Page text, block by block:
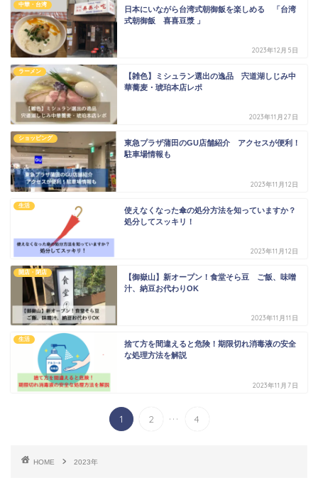
中華・台湾
日本にいながら台湾式朝御飯を楽しめる 「台湾
式朝御飯 喜喜豆漿 」
2023年12月5日
ラーメン
【雑色】ミシュラン選出の逸品 宍道湖しじみ中
華蕎麦・琥珀本店レポ
2023年11月27日
ショッピング
東急プラザ蒲田のGU店舗紹介 アクセスが便利！
駐車場情報も
2023年11月12日
生活
使えなくなった傘の処分方法を知っていますか？
処分してスッキリ！
2023年11月12日
開店・閉店
【御嶽山】新オープン！食堂そら豆 ご飯、味噌
汁、納豆お代わりOK
2023年11月11日
生活
捨て方を間違えると危険！期限切れ消毒液の安全
な処理方法を解説
2023年11月7日
1 2 ... 4
HOME 2023年